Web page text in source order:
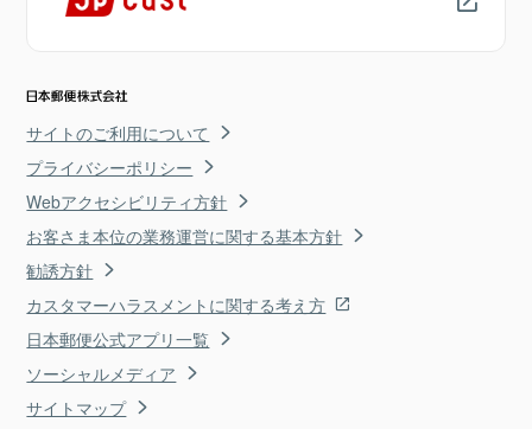
サイトのご利用について
プライバシーポリシー
Webアクセシビリティ方針
お客さま本位の業務運営に関する基本方針
勧誘方針
カスタマーハラスメントに関する考え方
日本郵便公式アプリ一覧
ソーシャルメディア
サイトマップ